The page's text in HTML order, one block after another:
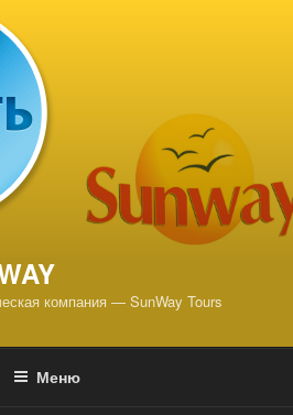
компания — SunWay Tours
Меню